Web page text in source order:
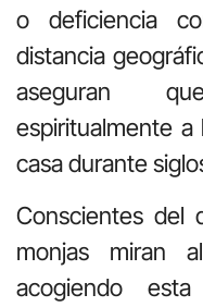
o deficiencia
distancia
aseguran
espiritualmente
casa durante
Conscientes del
monjas miran
acogiendo